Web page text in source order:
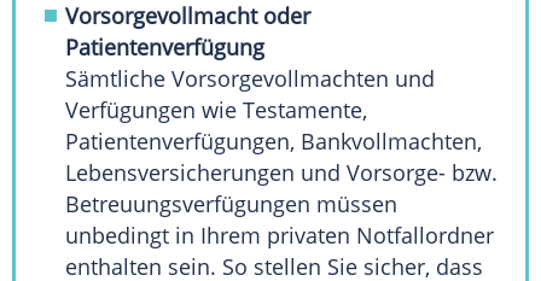
Vorsorgevollmacht oder
Patientenverfügung
Sämtliche Vorsorgevollmachten und
Verfügungen wie Testamente,
Patientenverfügungen, Bankvollmachten,
Lebensversicherungen und Vorsorge- bzw.
Betreuungsverfügungen müssen
unbedingt in Ihrem privaten Notfallordner
enthalten sein. So stellen Sie sicher, dass